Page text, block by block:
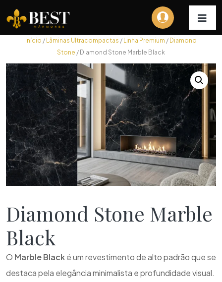
Início / Lâminas Ultracompactas / Linha Premium / Diamond
Stone / Diamond Stone Marble Black
Diamond Stone Marble
Black
O Marble Blacké um revestimento de alto padrão que se
destaca pela elegância minimalista e profundidade visual.